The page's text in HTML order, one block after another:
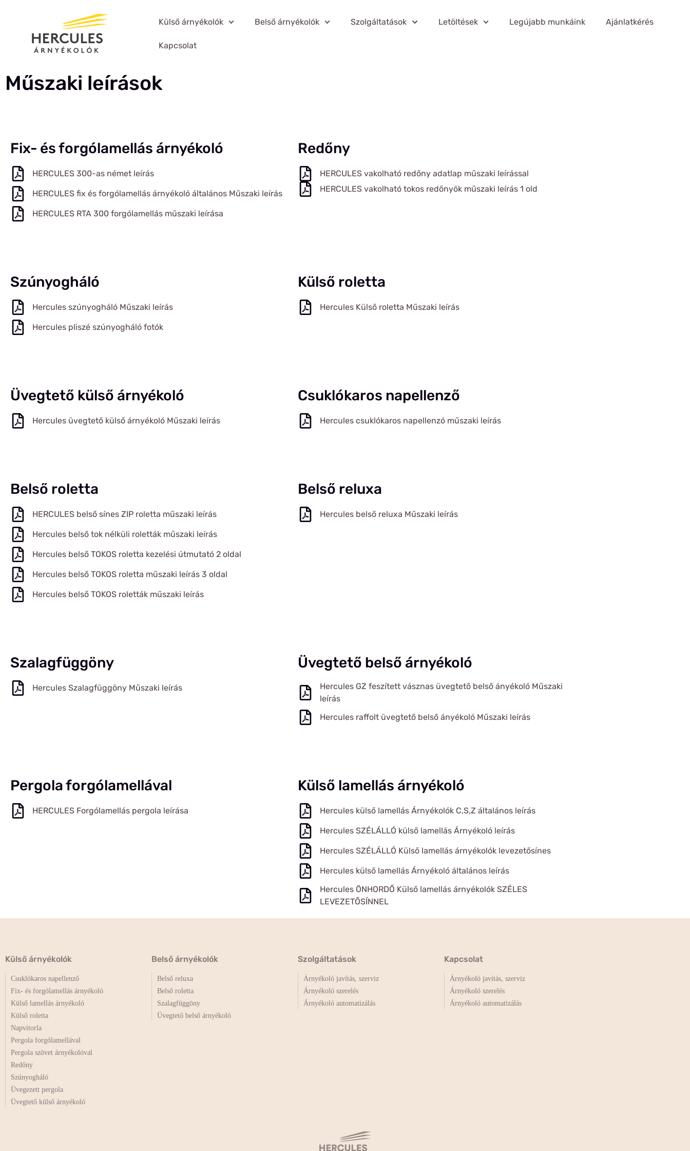
Külső árnyékolók Belső árnyékolók Szolgáltatások Letöltések Legújabb munkáink Ajánlatkérés
Kapcsolat
Műszaki leírások
Fix- és forgólamellás árnyékoló
HERCULES 300-as német leírás
HERCULES fix és forgólamellás árnyékoló általános Műszaki leírás
HERCULES RTA 300 forgólamellás műszaki leírása
Redőny
HERCULES vakolható redőny adatlap műszaki leírással
HERCULES vakolható tokos redőnyök műszaki leírás 1 old
Szúnyogháló
Hercules szúnyogháló Műszaki leírás
Hercules pliszé szúnyogháló fotók
Külső roletta
Hercules Külső roletta Műszaki leírás
Üvegtető külső árnyékoló
Hercules üvegtető külső árnyékoló Műszaki leírás
Csuklókaros napellenző
Hercules csuklókaros napellenzó műszaki leírás
Belső roletta
HERCULES belső sínes ZIP roletta műszaki leírás
Hercules belső tok nélküli roletták műszaki leírás
Hercules belső TOKOS roletta kezelési útmutató 2 oldal
Hercules belső TOKOS roletta műszaki leírás 3 oldal
Hercules belső TOKOS roletták műszaki leírás
Belső reluxa
Hercules belső reluxa Műszaki leírás
Szalagfüggöny
Hercules Szalagfüggöny Műszaki leírás
Üvegtető belső árnyékoló
Hercules GZ feszített vásznas üvegtető belső ányékoló Műszaki
leírás
Hercules raffolt üvegtető belső ányékoló Műszaki leírás
Pergola forgólamellával
HERCULES Forgólamellás pergola leírása
Külső lamellás árnyékoló
Hercules külső lamellás Árnyékolók C,S,Z általános leírás
Hercules SZÉLÁLLÓ külső lamellás Árnyékoló leírás
Hercules SZÉLÁLLÓ Külső lamellás árnyékolók levezetősínes
Hercules külső lamellás Árnyékoló általános leírás
Hercules ÖNHORDŐ Külső lamellás árnyékolók SZÉLES
LEVEZETŐSÍNNEL
Külső árnyékolók
Csuklókaros napellenző
Fix- és forgólamellás árnyékoló
Külső lamellás árnyékoló
Külső roletta
Napvitorla
Pergola forgólamellával
Pergola szövet árnyékolóval
Redőny
Szúnyogháló
Üvegezett pergola
Üvegtető külső árnyékoló
Belső árnyékolók
Belső reluxa
Belső roletta
Szalagfüggöny
Üvegtető belső árnyékoló
Szolgáltatások
Árnyékoló javítás, szerviz
Árnyékoló szerelés
Árnyékoló automatizálás
Kapcsolat
Árnyékoló javítás, szerviz
Árnyékoló szerelés
Árnyékoló automatizálás